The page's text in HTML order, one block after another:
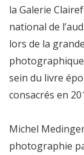
la Galerie
national de
lors de la
sein du livre
consacrés en
Michel
photographie